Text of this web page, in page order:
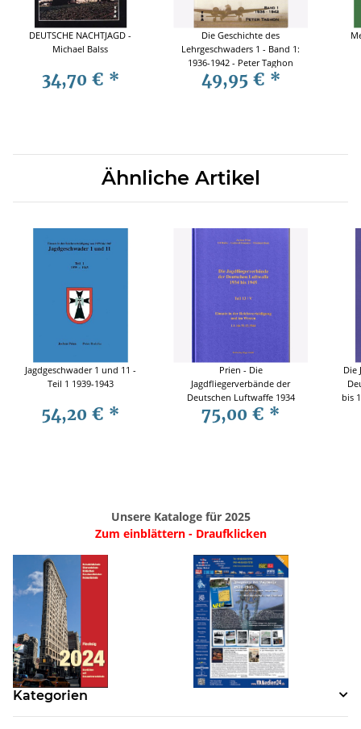
DEUTSCHE NACHTJAGD -
Michael Balss
34,70 € *
Die Geschichte des
Lehrgeschwaders 1 - Band 1:
1936-1942 - Peter Taghon
49,95 € *
Ähnliche Artikel
Jagdgeschwader 1 und 11 -
Teil 1 1939-1943
54,20 € *
Prien - Die
Jagdfliegerverbände der
Deutschen Luftwaffe 1934
bis 1945 Teil 13/V Einsatz in
der Reichsverteidigung und
75,00 € *
Die
bis
Unsere Kataloge für 2025
Zum einblättern - Draufklicken
Kategorien